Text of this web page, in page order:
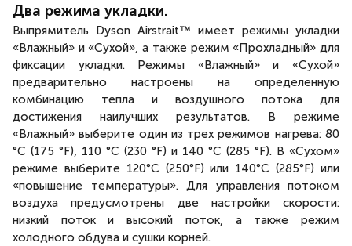
полностью исключить процесс предварительной
сушки. Одновременная сушка и выпрямление
превращают 2 этапа в 1, которые достигаются с
помощью одного единственного выпрямителя, причем
теперь горазда быстрее».
Эмма Шелдон, вице-президент по уходу за
волосами Dyson.
Два режима укладки.
Выпрямитель Dyson Airstrait™ имеет режимы укладки
«Влажный» и «Сухой», а также режим «Прохладный» для
фиксации укладки. Режимы «Влажный» и «Сухой»
предварительно настроены на определенную
комбинацию тепла и воздушного потока для
достижения наилучших результатов. В режиме
«Влажный» выберите один из трех режимов нагрева: 80
°C (175 °F), 110 °C (230 °F) и 140 °C (285 °F). В «Сухом»
режиме выберите 120°C (250°F) или 140°C (285°F) или
«повышение температуры». Для управления потоком
воздуха предусмотрены две настройки скорости:
низкий поток и высокий поток, а также режим
холодного обдува и сушки корней.